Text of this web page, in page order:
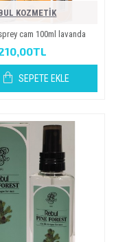
KOZMETİK
cam 100ml lavanda
SEPETE EKLE